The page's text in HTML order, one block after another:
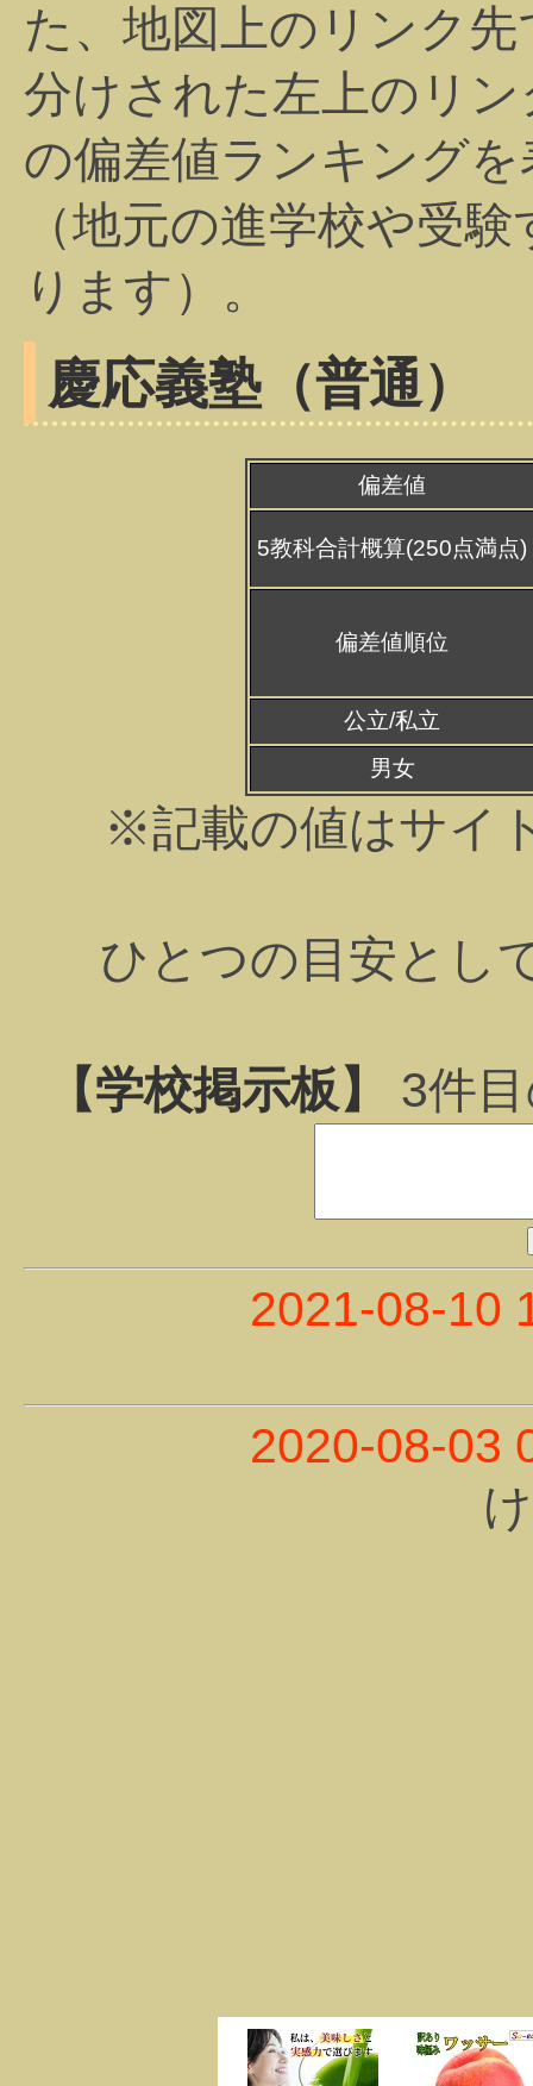
た、地図上のリンク
分けされた左上のリ
の偏差値ランキング
（地元の進学校や受
ります）。
慶応義塾（普通）
偏差値
5教科合計概算(250点満点)
偏差値順位
公立/私立
男女
※記載の値はサイ
ひとつの目安とし
【学校掲示板】 3件
2021-08-10
2020-08-03